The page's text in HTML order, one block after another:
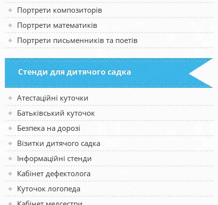
Портрети композиторів
Портрети математиків
Портрети письменників та поетів
Стенди для дитячого садка
Атестаційні куточки
Батьківський куточок
Безпека на дорозі
Візитки дитячого садка
Інформаційні стенди
Кабінет дефектолога
Куточок логопеда